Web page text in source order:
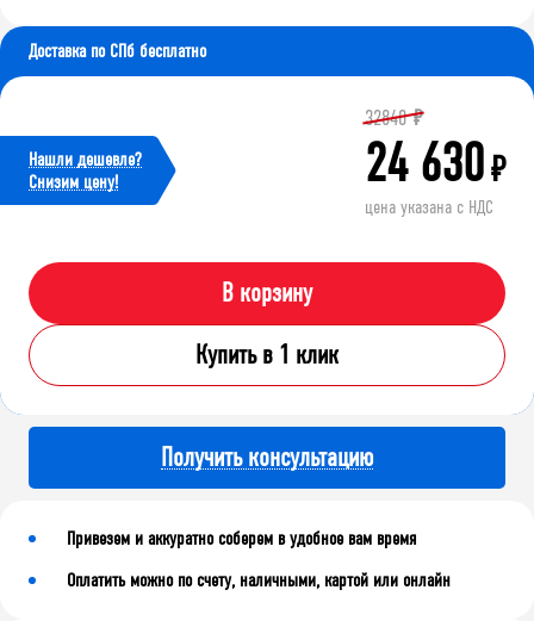
Доставка по СПб бесплатно
Нашли дешевле?
Cнизим цену!
32840 ₽
24 630₽
цена указана с НДС
В корзину
Купить в 1 клик
Получить консультацию
Привезем и аккуратно соберем в удобное вам время
Оплатить можно по счету, наличными, картой или онлайн